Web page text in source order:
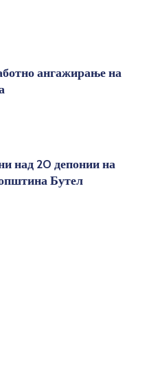
ангажирање на
над 20 депонии на
Бутел